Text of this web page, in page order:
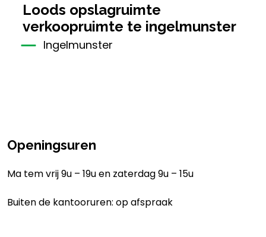
loods opslagruimte
verkoopruimte te ingelmunster
Ingelmunster
Openingsuren
Ma tem vrij 9u – 19u en zaterdag 9u – 15u
Buiten de kantooruren: op afspraak